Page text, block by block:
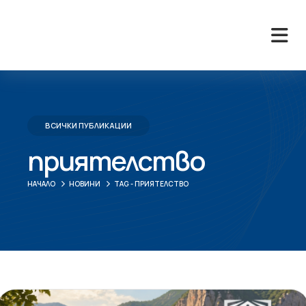
ВСИЧКИ ПУБЛИКАЦИИ
приятелство
НАЧАЛО НОВИНИ TAG -ПРИЯТЕЛСТВО